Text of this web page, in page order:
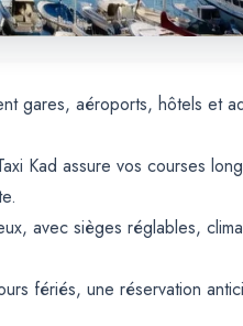
gares, aéroports, hôtels et
Kad assure vos courses
avec sièges réglables,
fériés, une réservation